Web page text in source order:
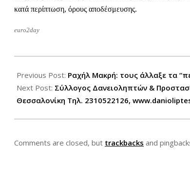
κατά περίπτωση, όρους αποδέσμευσης.
euro2day
02-
12
Previous Post: Ραχήλ Μακρή: τους άλλαξε τα
Next Post: Σύλλογος Δανειοληπτών &
Θεσσαλονίκη Τηλ. 2310522126,
Comments are closed, but trackbacks and